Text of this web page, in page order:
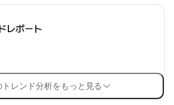
レポート
トレンド分析をもっと見る